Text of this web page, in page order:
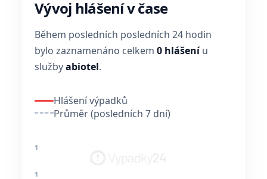
Vývoj hlášení v čase
Během posledních posledních 24 hodin
bylo zaznamenáno celkem 0 hlášeníu
službyabiotel.
Hlášení výpadků
Průměr (posledních 7 dní)
1
1